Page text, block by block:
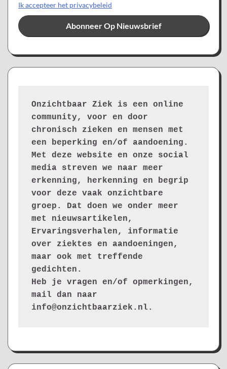
Ik accepteer het privacybeleid
Onzichtbaar Ziek is een online
community, voor en door
chronisch zieken en mensen met
een beperking en/of aandoening.
Met deze website en onze social
media streven we naar meer
erkenning, herkenning en begrip
voor deze vaak onzichtbare
groep. Dat doen we onder meer
met nieuwsartikelen,
Ervaringsverhalen, informatie
over ziektes en aandoeningen,
maar ook met treffende
gedichten.
Heb je vragen en/of opmerkingen,
mail dan naar
info@onzichtbaarziek.nl.